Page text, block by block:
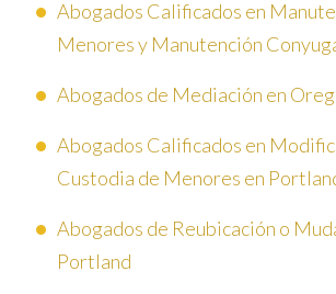
Abogados Calificados en
Menores y Manutención
Abogados de Mediación en
Abogados Calificados en
Custodia de Menores en
Abogados de Reubicación o
Portland